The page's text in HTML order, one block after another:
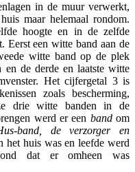
in de muur verwerkt,
maar helemaal rondom.
hoogte en in de zelfde
Eerst een witte band aan de
witte band op de plek
en de derde en laatste witte
Het cijfergetal 3 is
zoals bescherming,
drie witte banden in de
werd er een bandom
band, de verzorger en
het huis was en leefde werd
dat er omheen was